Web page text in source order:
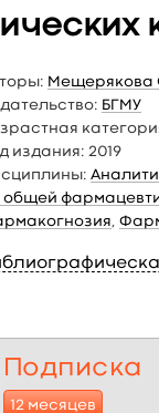
Мещерякова
БГМУ
издания: 2019
общей
,
Подписка
12 месяцев